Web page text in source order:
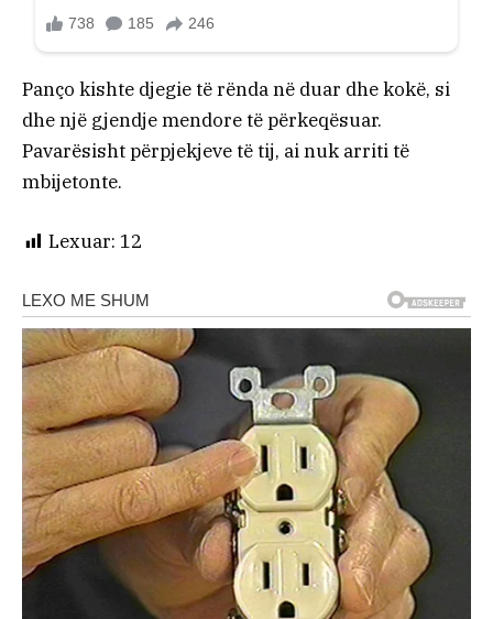
Panço kishte djegie të rënda në duar dhe kokë, si
dhe një gjendje mendore të përkeqësuar.
Pavarësisht përpjekjeve të tij, ai nuk arriti të
mbijetonte.
Lexuar: 12